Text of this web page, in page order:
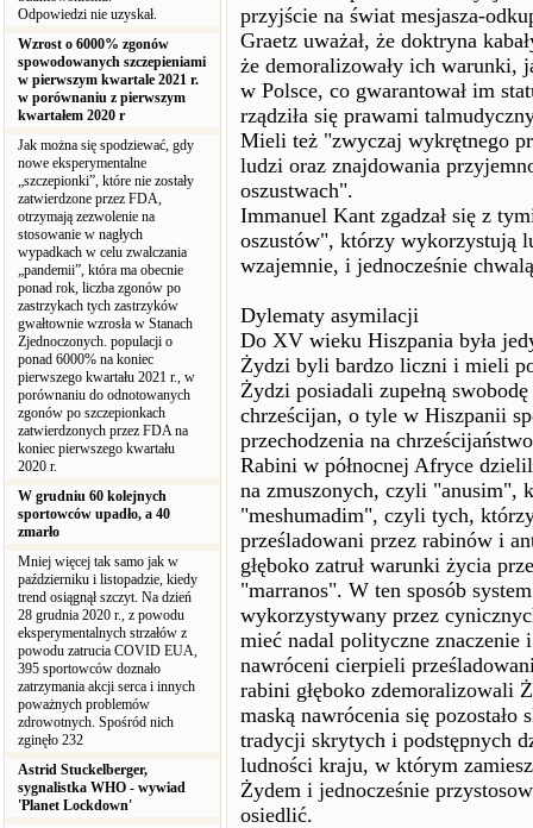
Odpowiedzi nie uzyskał.
Wzrost o 6000% zgonów
spowodowanych szczepieniami
w pierwszym kwartale 2021 r.
w porównaniu z pierwszym
kwartałem 2020 r
Jak można się spodziewać, gdy
nowe eksperymentalne
„szczepionki”, które nie zostały
zatwierdzone przez FDA,
otrzymają zezwolenie na
stosowanie w nagłych
wypadkach w celu zwalczania
„pandemii”, która ma obecnie
ponad rok, liczba zgonów po
zastrzykach tych zastrzyków
gwałtownie wzrosła w Stanach
Zjednoczonych. populacji o
ponad 6000% na koniec
pierwszego kwartału 2021 r., w
porównaniu do odnotowanych
zgonów po szczepionkach
zatwierdzonych przez FDA na
koniec pierwszego kwartału
2020 r.
W grudniu 60 kolejnych
sportowców upadło, a 40
zmarło
Mniej więcej tak samo jak w
październiku i listopadzie, kiedy
trend osiągnął szczyt. Na dzień
28 grudnia 2020 r., z powodu
eksperymentalnych strzałów z
powodu zatrucia COVID EUA,
395 sportowców doznało
zatrzymania akcji serca i innych
poważnych problemów
zdrowotnych. Spośród nich
zginęło 232
Astrid Stuckelberger,
sygnalistka WHO - wywiad
'Planet Lockdown'
przyjście na świat mesjasza-
Graetz uważał, że doktryna
że demoralizowały ich
w Polsce, co gwarantował im
rządziła się prawami
Mieli też "zwyczaj wykrętnego
ludzi oraz znajdowania
oszustwach".
Immanuel Kant zgadzał się z
oszustów", którzy wykorzystują
wzajemnie, i jednocześnie
Dylematy asymilacji
Do XV wieku Hiszpania była
Żydzi byli bardzo liczni i mieli
Żydzi posiadali zupełną
chrześcijan, o tyle w Hiszpanii
przechodzenia na
Rabini w północnej Afryce
na zmuszonych, czyli "anusim",
"meshumadim", czyli tych,
prześladowani przez rabinów i
głęboko zatruł warunki życia
"marranos". W ten sposób
wykorzystywany przez
mieć nadal polityczne znaczenie
nawróceni cierpieli
rabini głęboko zdemoralizowali
maską nawrócenia się
tradycji skrytych i podstępnych
ludności kraju, w którym
Żydem i jednocześnie
osiedlić.